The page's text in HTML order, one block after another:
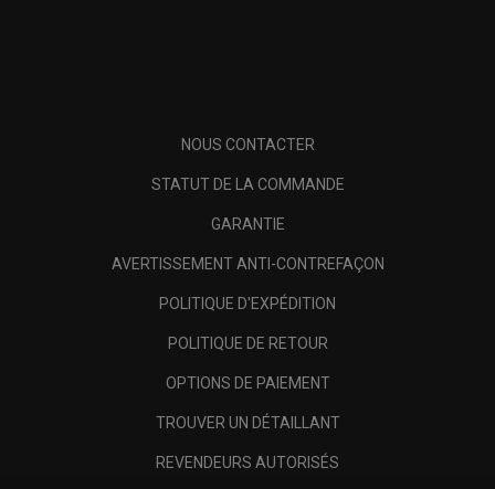
NOUS CONTACTER
STATUT DE LA COMMANDE
GARANTIE
AVERTISSEMENT ANTI-CONTREFAÇON
POLITIQUE D'EXPÉDITION
POLITIQUE DE RETOUR
OPTIONS DE PAIEMENT
TROUVER UN DÉTAILLANT
REVENDEURS AUTORISÉS